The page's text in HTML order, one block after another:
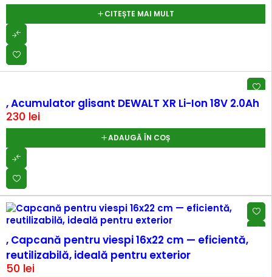
CITEȘTE MAI MULT
, Acumulator glisant DEWALT XR Li-Ion 18V 2.0Ah
230 lei
ADAUGĂ ÎN COȘ
, Capcană pentru viespi 16x22 cm — eficientă,
reutilizabilă, ideală pentru exterior
50 lei